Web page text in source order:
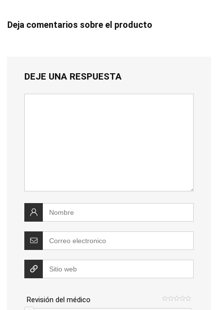
Deja comentarios sobre el producto
DEJE UNA RESPUESTA
Revisión del médico